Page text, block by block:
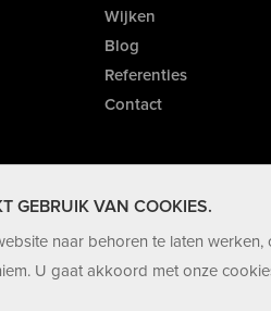
GEBRUIK VAN COOKIES.
naar behoren te laten
U gaat akkoord met onze
Wijken
Blog
Referenties
Contact